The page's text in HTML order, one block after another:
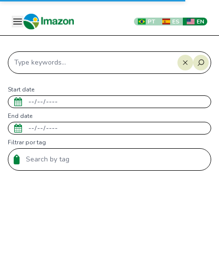
PT ES EN
Start date
End date
Filtrar por tag